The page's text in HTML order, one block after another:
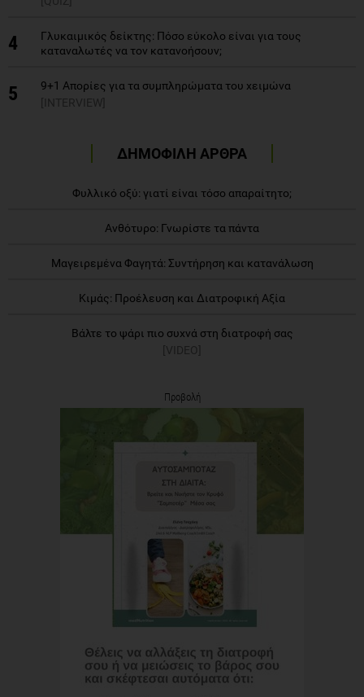
4
Γλυκαιμικός δείκτης: Πόσο εύκολο είναι για τους
καταναλωτές να τον κατανοήσουν;
5
9+1 Aπορίες για τα συμπληρώματα του χειμώνα
[INTERVIEW]
ΔΗΜΟΦΙΛΗ ΑΡΘΡΑ
Φυλλικό οξύ: γιατί είναι τόσο απαραίτητο;
Ανθότυρο: Γνωρίστε τα πάντα
Μαγειρεμένα Φαγητά: Συντήρηση και κατανάλωση
Κιμάς: Προέλευση και Διατροφική Αξία
Βάλτε το ψάρι πιο συχνά στη διατροφή σας
[VIDEO]
Προβολή